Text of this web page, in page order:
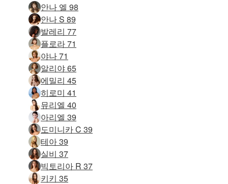
안나 엘 98
안나 S 89
발레리 77
플로라 71
야나 71
알리야 65
에밀리 45
히로미 41
뮤리엘 40
아리엘 39
도미니카 C 39
테아 39
실비 37
빅토리아 R 37
키키 35